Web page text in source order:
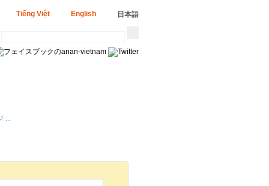
日本語
English
Tiếng Việt
...